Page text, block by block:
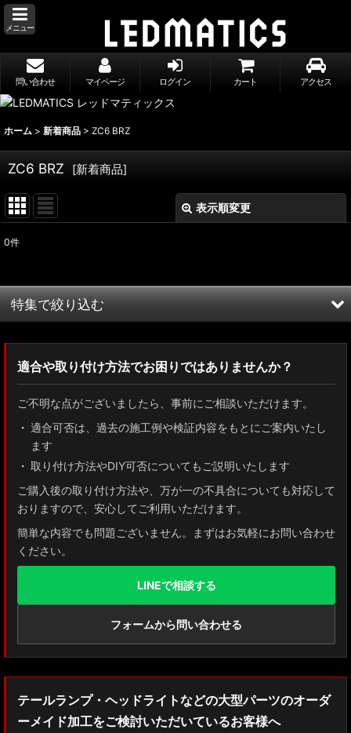
メニュー
問い合わせ マイページ ログイン カート アクセス
ホーム > 新着商品 > ZC6 BRZ
ZC6 BRZ [新着商品]
表示順変更
並び順:
0件
特集で絞り込む
ZN8 GR86
GUN125 ハイラックス
AXUH80/85 MXUA80/85 ハリアー
ZSU60 ハリアー
MXAA54 AXAH54/52 RAV4
GDJ150W/151 WTRJ150 ランドクルーザー プラド
ZVG11/ZSG10 カローラクロス
GXPA16 MXPA12 GRヤリス
適合や取り付け方法でお困りではありませんか？
ご不明な点がございましたら、事前にご相談いただけます。
適合可否は、過去の施工例や検証内容をもとにご案内いたし
ます
取り付け方法やDIY可否についてもご説明いたします
ご購入後の取り付け方法や、万が一の不具合についても対応して
おりますので、安心してご利用いただけます。
簡単な内容でも問題ございません。まずはお気軽にお問い合わせ
ください。
LINEで相談する
フォームから問い合わせる
テールランプ・ヘッドライトなどの大型パーツのオーダ
ーメイド加工をご検討いただいているお客様へ